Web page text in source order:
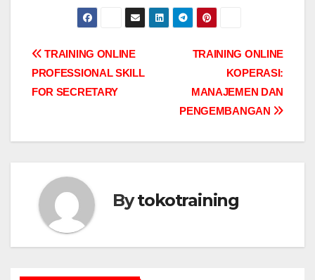
Post
navigation
TRAINING ONLINE
KOPERASI:
MANAJEMEN DAN
PENGEMBANGAN
TRAINING ONLINE
PROFESSIONAL SKILL
FOR SECRETARY
Bytokotraining